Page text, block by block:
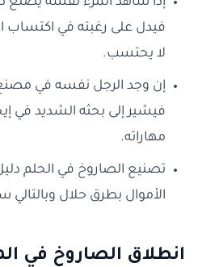
إذا شاهد المرء نفسه يصنع
فيدل على رغبته في اكتساب
لا يحتسب.
إن وجد الرجل نفسه في
فيشير إلى بحثه الشديد في
مهاراته.
تصنيع الصاروخ في الحلم
الأموال بطرق حلال وبالتالي
انطلاق الصاروخ في